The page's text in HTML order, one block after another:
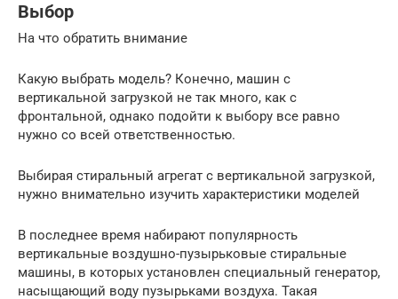
Выбор
На что обратить внимание
Какую выбрать модель? Конечно, машин с
вертикальной загрузкой не так много, как с
фронтальной, однако подойти к выбору все равно
нужно со всей ответственностью.
Выбирая стиральный агрегат с вертикальной загрузкой,
нужно внимательно изучить характеристики моделей
В последнее время набирают популярность
вертикальные воздушно-пузырьковые стиральные
машины, в которых установлен специальный генератор,
насыщающий воду пузырьками воздуха. Такая